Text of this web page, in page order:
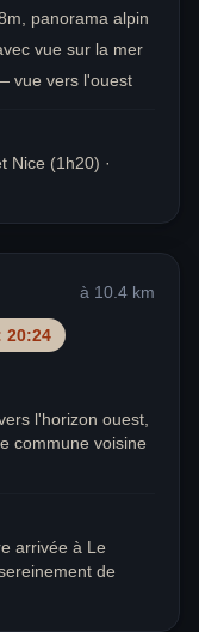
panorama alpin
vue sur la mer
vue vers l'ouest
Nice (1h20) ·
à 10.4 km
20:24
l'horizon ouest,
commune voisine
arrivée à Le
de